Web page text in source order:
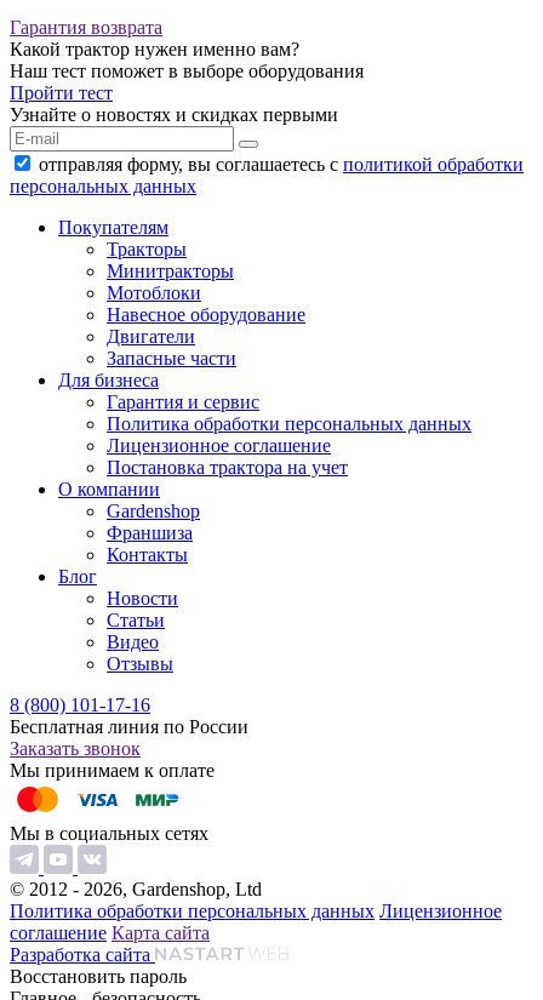
Гарантия возврата
Какой трактор нужен именно вам?
Наш тест поможет в выборе оборудования
Пройти тест
Узнайте о новостях и скидках первыми
отправляя форму, вы соглашаетесь с политикой обработки
персональных данных
Покупателям
Тракторы
Минитракторы
Мотоблоки
Навесное оборудование
Двигатели
Запасные части
Для бизнеса
Гарантия и сервис
Политика обработки персональных данных
Лицензионное соглашение
Постановка трактора на учет
О компании
Gardenshop
Франшиза
Контакты
Блог
Новости
Статьи
Видео
Отзывы
8 (800) 101-17-16
Бесплатная линия по России
Заказать звонок
Мы принимаем к оплате
Мы в социальных сетях
© 2012 - 2026, Gardenshop, Ltd
Политика обработки персональных данных Лицензионное
соглашение Карта сайта
Разработка сайта
Восстановить пароль